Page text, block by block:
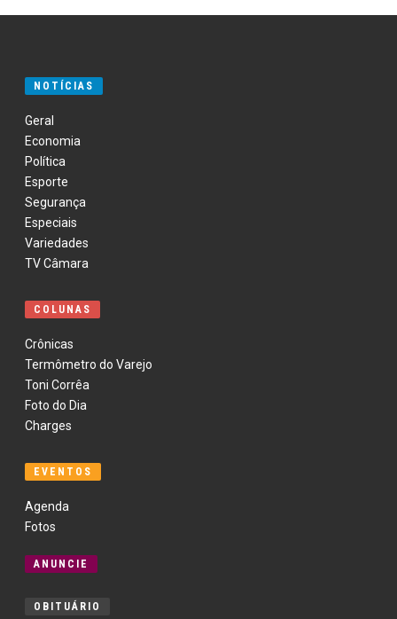
NOTÍCIAS
Geral
Economia
Política
Esporte
Segurança
Especiais
Variedades
TV Câmara
COLUNAS
Crônicas
Termômetro do Varejo
Toni Corrêa
Foto do Dia
Charges
EVENTOS
Agenda
Fotos
ANUNCIE
OBITUÁRIO